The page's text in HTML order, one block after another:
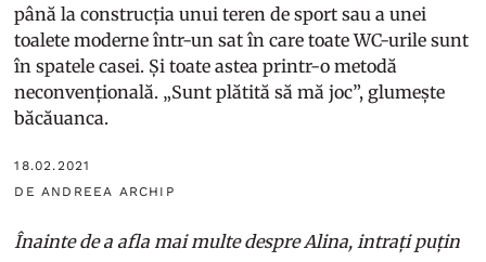
până la construcția unui teren de sport sau a unei
toalete moderne într-un sat în care toate WC-urile sunt
în spatele casei. Și toate astea printr-o metodă
neconvențională. „Sunt plătită să mă joc”, glumește
băcăuanca.
18.02.2021
DE ANDREEA ARCHIP
Înainte de a afla mai multe despre Alina, intrați puțin